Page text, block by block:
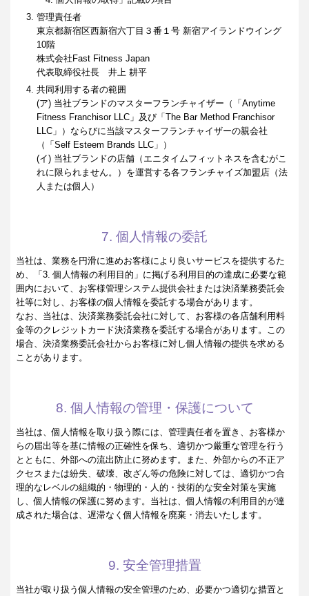
管理責任者
東京都新宿区西新宿六丁目３番１号 新宿アイランドウイング
10階
株式会社Fast Fitness Japan
代表取締役社長 井上 耕平
共同利用する者の範囲
(ア) 当社ブランドのマスターフランチャイザー（「Anytime
Fitness Franchisor LLC」及び「The Bar Method Franchisor
LLC」）ならびに当該マスターフランチャイザーの親会社
（「Self Esteem Brands LLC」）
(イ) 当社ブランドの店舗（エニタイムフィットネスを含むがこ
れに限られません。）を運営する各フランチャイズ加盟店（法
人または個人）
7. 個人情報の委託
当社は、業務を円滑に進めお客様により良いサービスを提供するた
め、「3. 個人情報の利用目的」に掲げる利用目的の達成に必要な範
囲内において、お客様管理システム提供会社または決済業務委託会
社等に対し、お客様の個人情報を委託する場合があります。
なお、当社は、決済業務委託会社に対して、お客様の各店舗利用料
金等のクレジットカード決済業務を委託する場合があります。この
場合、決済業務委託会社からお客様に対し個人情報の提供を求める
ことがあります。
8. 個人情報の管理・保護について
当社は、個人情報を取り扱う際には、管理責任者を置き、お客様か
らの届出等を基に情報の正確性を保ち、適切かつ厳重な管理を行う
とともに、外部への流出防止に努めます。また、外部からの不正ア
クセスまたは紛失、破壊、改ざん等の危険に対しては、適切かつ合
理的なレベルの組織的・物理的・人的・技術的な安全対策を実施
し、個人情報の保護に努めます。当社は、個人情報の利用目的が達
成された場合は、遅滞なく個人情報を廃棄・消去いたします。
9. 安全管理措置
当社が取り扱う個人情報の安全管理のため、必要かつ適切な措置と